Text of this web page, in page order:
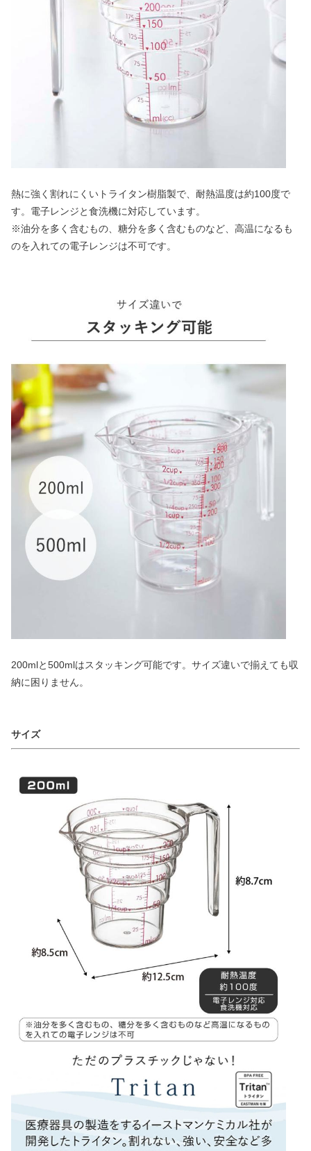
熱に強く割れにくいトライタン樹脂製で、耐熱温度は約100度で
す。電子レンジと食洗機に対応しています。
※油分を多く含むもの、糖分を多く含むものなど、高温になるも
のを入れての電子レンジは不可です。
200mlと500mlはスタッキング可能です。サイズ違いで揃えても収
納に困りません。
サイズ